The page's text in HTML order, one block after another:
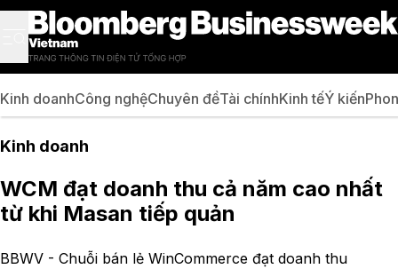
Kinh doanhCông nghệChuyên đềTài chínhKinh tếÝ kiến
Kinh doanh
WCM đạt doanh thu cả năm cao nhất
từ khi Masan tiếp quản
BBWV - Chuỗi bán lẻ WinCommerce đạt doanh thu